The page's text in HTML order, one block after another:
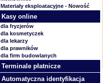
Materiały eksploatacyjne - Nowość
Kasy online
dla fryzjerów
dla kosmetyczek
dla lekarzy
dla prawników
dla firm budowlanych
Terminale płatnicze
Automatyczna identyfikacja